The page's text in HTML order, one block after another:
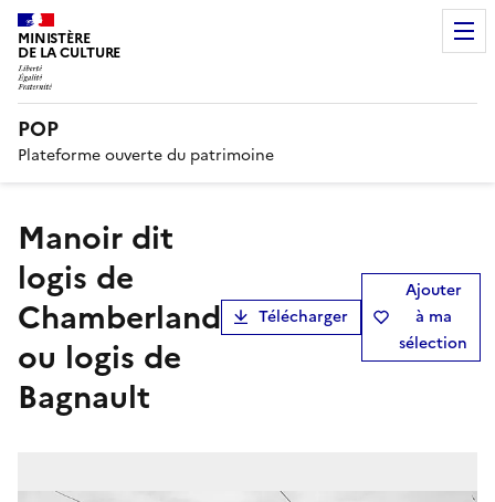
MINISTÈRE
DE LA CULTURE
POP
Plateforme ouverte du patrimoine
manoir dit
logis de
Chamberland
ou logis de
Bagnault
Télécharger
Ajouter
à ma
sélection